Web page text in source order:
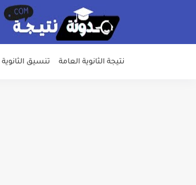
نتيجة الثانوية العامة تنسيق الثانوية